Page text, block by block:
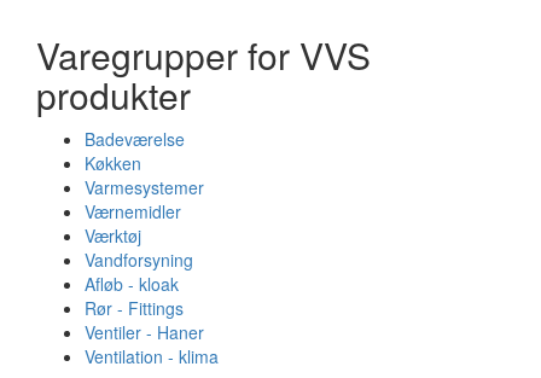
Varegrupper for VVS
produkter
Badeværelse
Køkken
Varmesystemer
Værnemidler
Værktøj
Vandforsyning
Afløb - kloak
Rør - Fittings
Ventiler - Haner
Ventilation - klima